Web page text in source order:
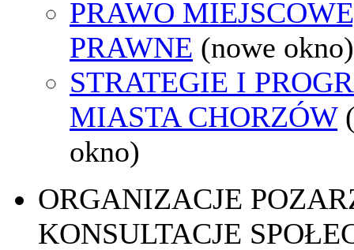
PRAWO
PRAWNE (nowe okno)
STRATEGIE I
MIASTA CHORZÓW
okno)
ORGANIZACJE
KONSULTACJE